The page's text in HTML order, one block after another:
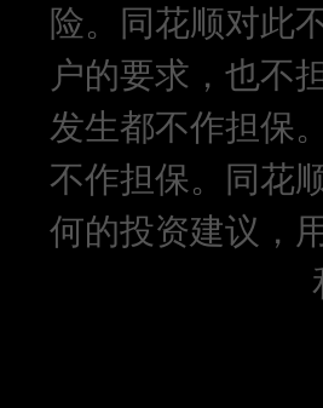
险。同花顺对此
户的要求，也不
发生都不作担保
不作担保。同花
何的投资建议，